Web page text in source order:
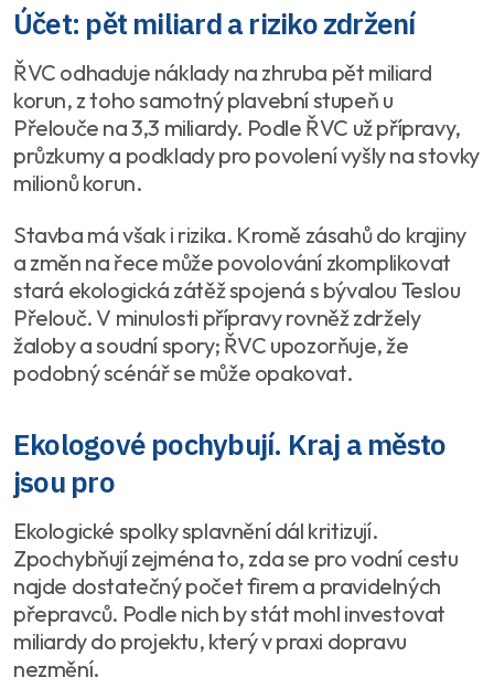
Účet: pět miliard a riziko zdržení
ŘVC odhaduje náklady na zhruba pět miliard
korun, z toho samotný plavební stupeň u
Přelouče na 3,3 miliardy. Podle ŘVC už přípravy,
průzkumy a podklady pro povolení vyšly na stovky
milionů korun.
Stavba má však i rizika. Kromě zásahů do krajiny
a změn na řece může povolování zkomplikovat
stará ekologická zátěž spojená s bývalou Teslou
Přelouč. V minulosti přípravy rovněž zdržely
žaloby a soudní spory; ŘVC upozorňuje, že
podobný scénář se může opakovat.
Ekologové pochybují. Kraj a město
jsou pro
Ekologické spolky splavnění dál kritizují.
Zpochybňují zejména to, zda se pro vodní cestu
najde dostatečný počet firem a pravidelných
přepravců. Podle nich by stát mohl investovat
miliardy do projektu, který v praxi dopravu
nezmění.